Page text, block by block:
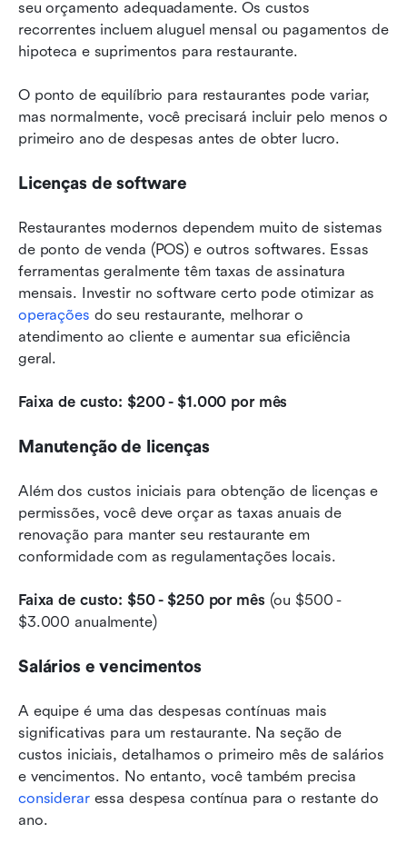
seu orçamento adequadamente. Os custos
recorrentes incluem aluguel mensal ou pagamentos de
hipoteca e suprimentos para restaurante.
O ponto de equilíbrio para restaurantes pode variar,
mas normalmente, você precisará incluir pelo menos o
primeiro ano de despesas antes de obter lucro.
Licenças de software
Restaurantes modernos dependem muito de sistemas
de ponto de venda (POS) e outros softwares. Essas
ferramentas geralmente têm taxas de assinatura
operações do seu restaurante, melhorar o
atendimento ao cliente e aumentar sua eficiência
geral.
Faixa de custo: $200 - $1.000 por mês
Manutenção de licenças
Além dos custos iniciais para obtenção de licenças e
permissões, você deve orçar as taxas anuais de
renovação para manter seu restaurante em
conformidade com as regulamentações locais.
Faixa de custo: $50 - $250 por mês (ou $500 -
$3.000 anualmente)
Salários e vencimentos
A equipe é uma das despesas contínuas mais
significativas para um restaurante. Na seção de
custos iniciais, detalhamos o primeiro mês de salários
considerar essa despesa contínua para o restante do
ano.